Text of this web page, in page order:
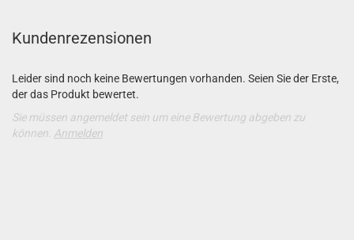
Kundenrezensionen
Leider sind noch keine Bewertungen vorhanden. Seien Sie der Erste,
der das Produkt bewertet.
Sie müssen angemeldet sein um eine Bewertung abgeben zu
können. Anmelden